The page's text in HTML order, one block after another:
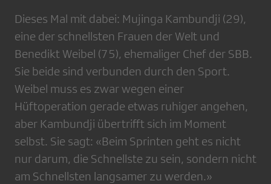
Dieses Mal mit dabei: Mujinga Kambundji (29),
eine der schnellsten Frauen der Welt und
Benedikt Weibel (75), ehemaliger Chef der SBB.
Sie beide sind verbunden durch den Sport.
Weibel muss es zwar wegen einer
Hüftoperation gerade etwas ruhiger angehen,
aber Kambundji übertrifft sich im Moment
selbst. Sie sagt: «Beim Sprinten geht es nicht
nur darum, die Schnellste zu sein, sondern nicht
am Schnellsten langsamer zu werden.»